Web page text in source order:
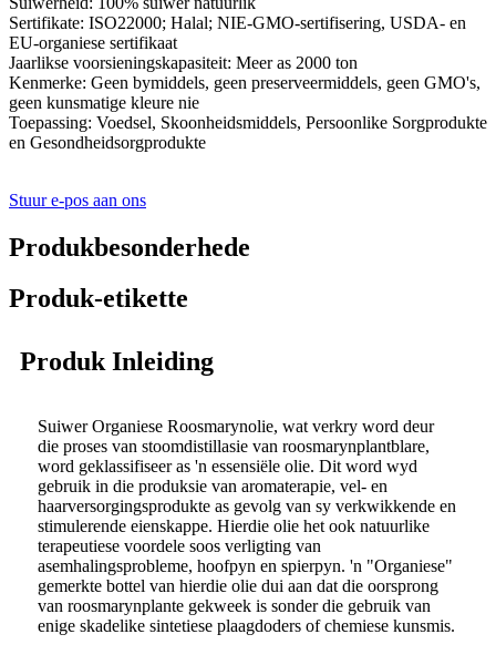
Sertifikate: ISO22000; Halal; NIE-GMO-sertifisering, USDA- en
EU-organiese sertifikaat
Jaarlikse voorsieningskapasiteit: Meer as 2000 ton
Kenmerke: Geen bymiddels, geen preserveermiddels, geen GMO's,
geen kunsmatige kleure nie
Toepassing: Voedsel, Skoonheidsmiddels, Persoonlike Sorgprodukte
en Gesondheidsorgprodukte
Stuur e-pos aan ons
Produkbesonderhede
Produk-etikette
Produk Inleiding
Suiwer Organiese Roosmarynolie, wat verkry word deur
die proses van stoomdistillasie van roosmarynplantblare,
word geklassifiseer as 'n essensiële olie. Dit word wyd
gebruik in die produksie van aromaterapie, vel- en
haarversorgingsprodukte as gevolg van sy verkwikkende en
stimulerende eienskappe. Hierdie olie het ook natuurlike
terapeutiese voordele soos verligting van
asemhalingsprobleme, hoofpyn en spierpyn. 'n "Organiese"
gemerkte bottel van hierdie olie dui aan dat die oorsprong
van roosmarynplante gekweek is sonder die gebruik van
enige skadelike sintetiese plaagdoders of chemiese kunsmis.